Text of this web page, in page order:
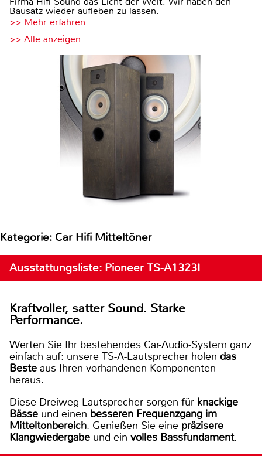
Bausatz wieder aufleben zu lassen.
>> Mehr erfahren
>> Alle anzeigen
Kategorie: Car Hifi Mitteltöner
Ausstattungsliste: Pioneer TS-A1323I
Kraftvoller, satter Sound. Starke
Performance.
Werten Sie Ihr bestehendes Car-Audio-System ganz
einfach auf: unsere TS-A-Lautsprecher holen das
Beste aus Ihren vorhandenen Komponenten
heraus.
Diese Dreiweg-Lautsprecher sorgen für knackige
Bässe und einen besseren Frequenzgang im
Mitteltonbereich. Genießen Sie eine präzisere
Klangwiedergabe und ein volles Bassfundament.